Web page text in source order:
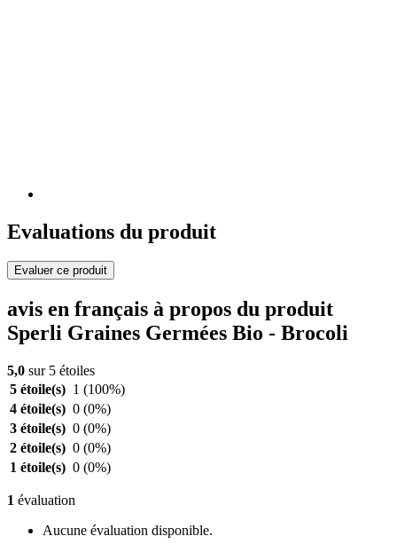
Evaluations du produit
Evaluer ce produit
avis en français à propos du produit
Sperli Graines Germées Bio - Brocoli
5,0 sur 5 étoiles
5 étoile(s) 1 (100%)
4 étoile(s) 0 (0%)
3 étoile(s) 0 (0%)
2 étoile(s) 0 (0%)
1 étoile(s) 0 (0%)
1 évaluation
Aucune évaluation disponible.